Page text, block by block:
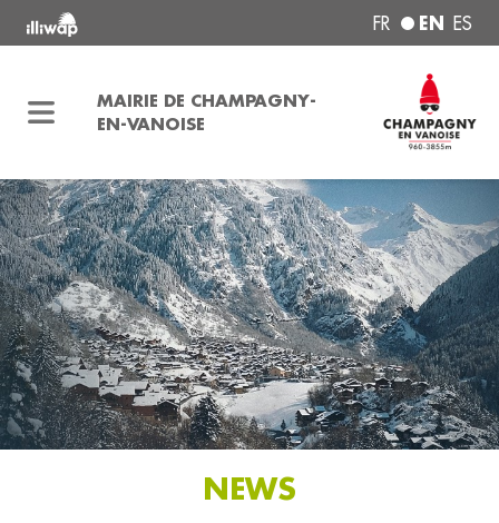
FR EN ES
MAIRIE DE CHAMPAGNY-
EN-VANOISE
NEWS